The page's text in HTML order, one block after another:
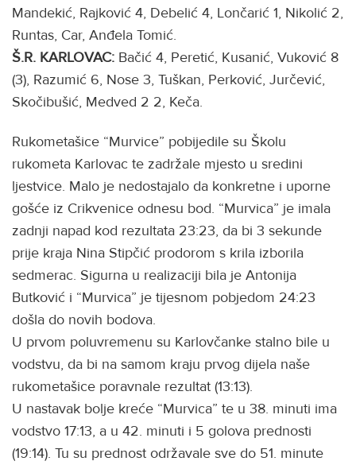
Mandekić, Rajković 4, Debelić 4, Lončarić 1, Nikolić 2,
Runtas, Car, Anđela Tomić.
Š.R. KARLOVAC: Bačić 4, Peretić, Kusanić, Vuković 8
(3), Razumić 6, Nose 3, Tuškan, Perković, Jurčević,
Skočibušić, Medved 2 2, Keča.
Rukometašice “Murvice” pobijedile su Školu
rukometa Karlovac te zadržale mjesto u sredini
ljestvice. Malo je nedostajalo da konkretne i uporne
gošće iz Crikvenice odnesu bod. “Murvica” je imala
zadnji napad kod rezultata 23:23, da bi 3 sekunde
prije kraja Nina Stipčić prodorom s krila izborila
sedmerac. Sigurna u realizaciji bila je Antonija
Butković i “Murvica” je tijesnom pobjedom 24:23
došla do novih bodova.
U prvom poluvremenu su Karlovčanke stalno bile u
vodstvu, da bi na samom kraju prvog dijela naše
rukometašice poravnale rezultat (13:13).
U nastavak bolje kreće “Murvica” te u 38. minuti ima
vodstvo 17:13, a u 42. minuti i 5 golova prednosti
(19:14). Tu su prednost održavale sve do 51. minute